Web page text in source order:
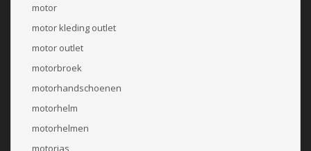
motor
motor kleding outlet
motor outlet
motorbroek
motorhandschoenen
motorhelm
motorhelmen
motorjas